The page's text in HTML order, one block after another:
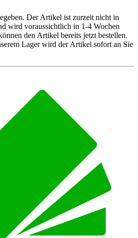
Der Artikel ist zurzeit nicht in
wird voraussichtlich in 1-4 Wochen
den Artikel bereits jetzt bestellen.
Lager wird der Artikel sofort an Sie